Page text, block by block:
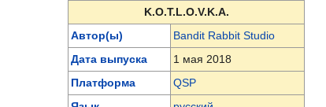
K.O.T.L.O.V.K.A.
Автор(ы)
Bandit Rabbit Studio
Дата выпуска
1 мая 2018
Платформа
QSP